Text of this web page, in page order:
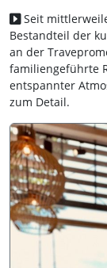
Seit
Bestandteil der
an der
familiengeführte
entspannter
zum Detail.